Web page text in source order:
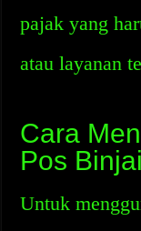
pajak yang
atau layanan
Cara
Pos
Untuk